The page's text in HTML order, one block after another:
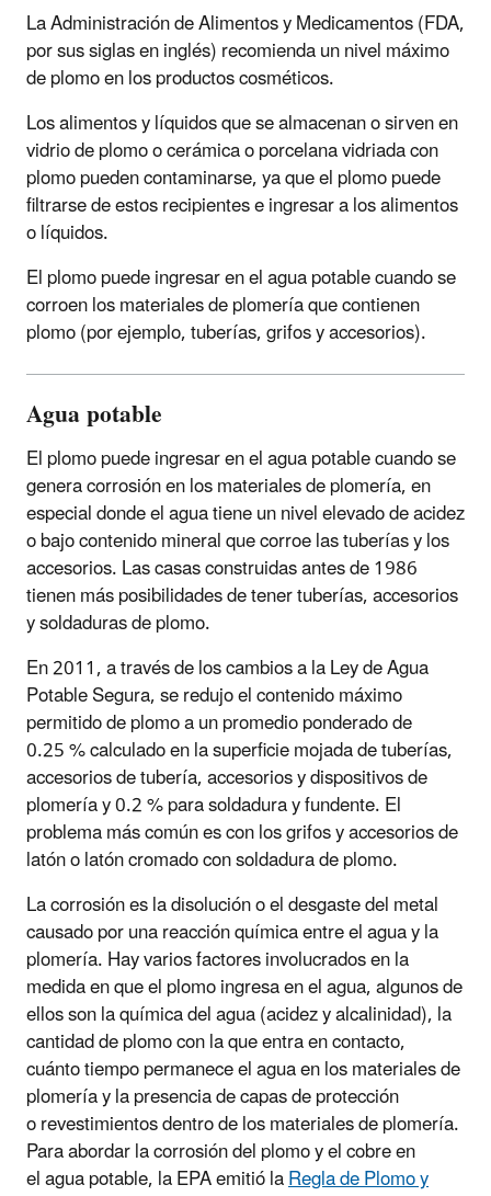
La Administración de Alimentos y Medicamentos (FDA,
por sus siglas en inglés) recomienda un nivel máximo
de plomo en los productos cosméticos.
Los alimentos y líquidos que se almacenan o sirven en
vidrio de plomo o cerámica o porcelana vidriada con
plomo pueden contaminarse, ya que el plomo puede
filtrarse de estos recipientes e ingresar a los alimentos
o líquidos.
El plomo puede ingresar en el agua potable cuando se
corroen los materiales de plomería que contienen
plomo (por ejemplo, tuberías, grifos y accesorios).
Agua potable
El plomo puede ingresar en el agua potable cuando se
genera corrosión en los materiales de plomería, en
especial donde el agua tiene un nivel elevado de acidez
o bajo contenido mineral que corroe las tuberías y los
accesorios. Las casas construidas antes de 1986
tienen más posibilidades de tener tuberías, accesorios
y soldaduras de plomo.
En 2011, a través de los cambios a la Ley de Agua
Potable Segura, se redujo el contenido máximo
permitido de plomo a un promedio ponderado de
0.25 % calculado en la superficie mojada de tuberías,
accesorios de tubería, accesorios y dispositivos de
plomería y 0.2 % para soldadura y fundente. El
problema más común es con los grifos y accesorios de
latón o latón cromado con soldadura de plomo.
La corrosión es la disolución o el desgaste del metal
causado por una reacción química entre el agua y la
plomería. Hay varios factores involucrados en la
medida en que el plomo ingresa en el agua, algunos de
ellos son la química del agua (acidez y alcalinidad), la
cantidad de plomo con la que entra en contacto,
cuánto tiempo permanece el agua en los materiales de
plomería y la presencia de capas de protección
o revestimientos dentro de los materiales de plomería.
Para abordar la corrosión del plomo y el cobre en
el agua potable, la EPA emitió laRegla de Plomo y